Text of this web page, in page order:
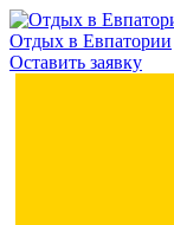
Отдых в Евпатории
Оставить заявку